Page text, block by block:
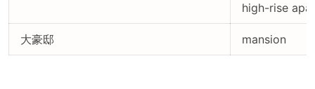
high-rise
大豪邸 mansion